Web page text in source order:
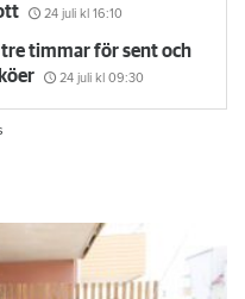
24 juli kl 16:10
timmar för sent och
24 juli kl 09:30